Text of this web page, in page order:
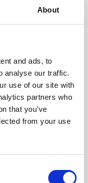
About
and ads, to
analyse our traffic.
use of our site with
partners who
that you’ve
from your use